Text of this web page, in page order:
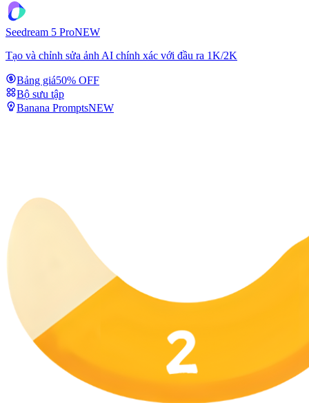
Seedream 5 ProNEW
Tạo và chỉnh sửa ảnh AI chính xác với đầu ra 1K/2K
Bảng giá50% OFF
Bộ sưu tập
Banana PromptsNEW